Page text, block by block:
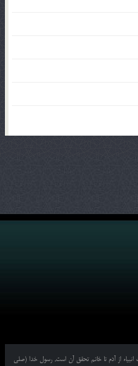
از آدم تا خاتم تحقق آن است, رسول خدا (صلی